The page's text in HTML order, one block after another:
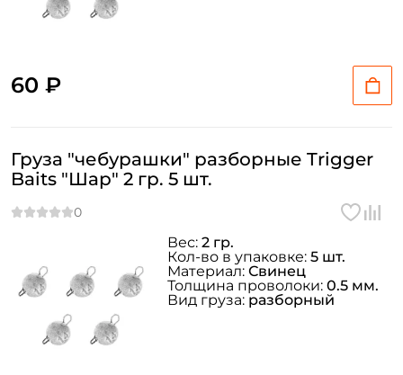
60 ₽
Груза "чебурашки" разборные Trigger
Baits "Шар" 2 гр. 5 шт.
Вес: 2 гр.
Кол-во в упаковке: 5 шт.
Материал: Свинец
Толщина проволоки: 0.5 мм.
Вид груза: разборный